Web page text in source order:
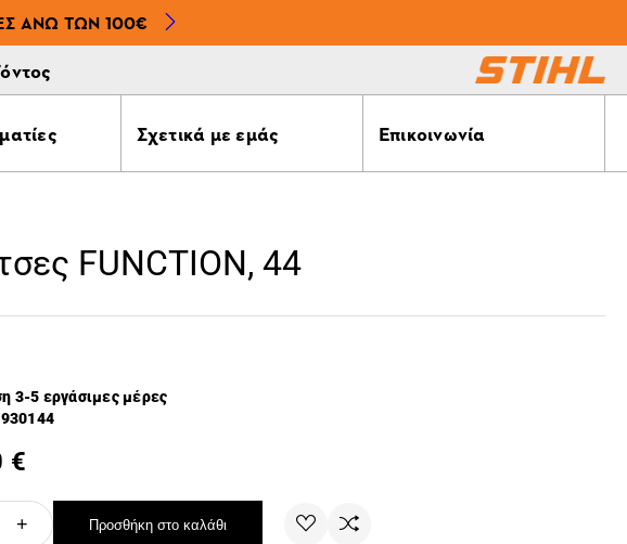
ΆΝΩ ΤΩΝ 100€
Σχετικά με εμάς Επικοινωνία
FUNCTION, 44
3-5 εργάσιμες μέρες
€
+ Προσθήκη στο καλάθι